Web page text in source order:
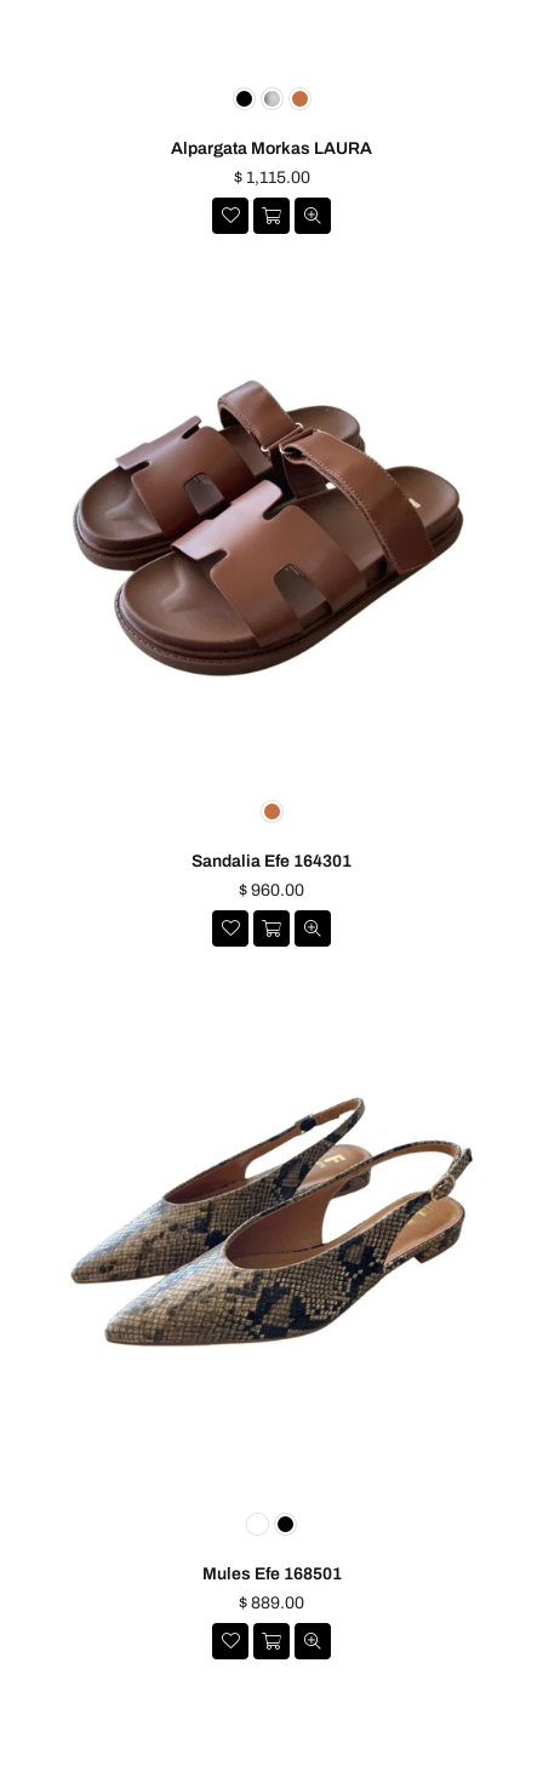
Alpargata Morkas LAURA
$ 1,115.00
Sandalia Efe 164301
Precio
habitual
$ 960.00
Mules Efe 168501
Precio
habitual
$ 889.00